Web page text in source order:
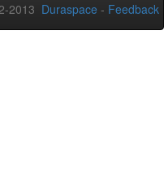
2013 Duraspace - Feedback